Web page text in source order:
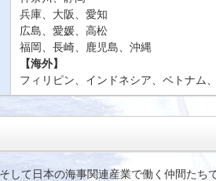
兵庫、大阪、愛知
広島、愛媛、高松
福岡、長崎、鹿児島、沖縄
【海外】
フィリピン、インドネシア、ベトナム
して日本の海事関連産業で働く仲間たち